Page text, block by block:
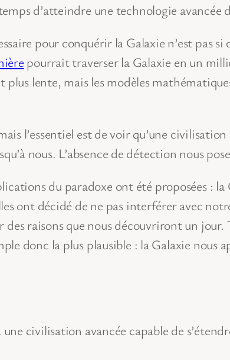
d’atteindre une technologie avancée
pour conquérir la Galaxie n’est pas
pourrait traverser la Galaxie en un
lente, mais les modèles
l’essentiel est de voir qu’une
nous. L’absence de détection nous
du paradoxe ont été proposées :
ont décidé de ne pas interférer avec
raisons que nous découvriront un
donc la plus plausible : la Galaxie nous
civilisation avancée capable de